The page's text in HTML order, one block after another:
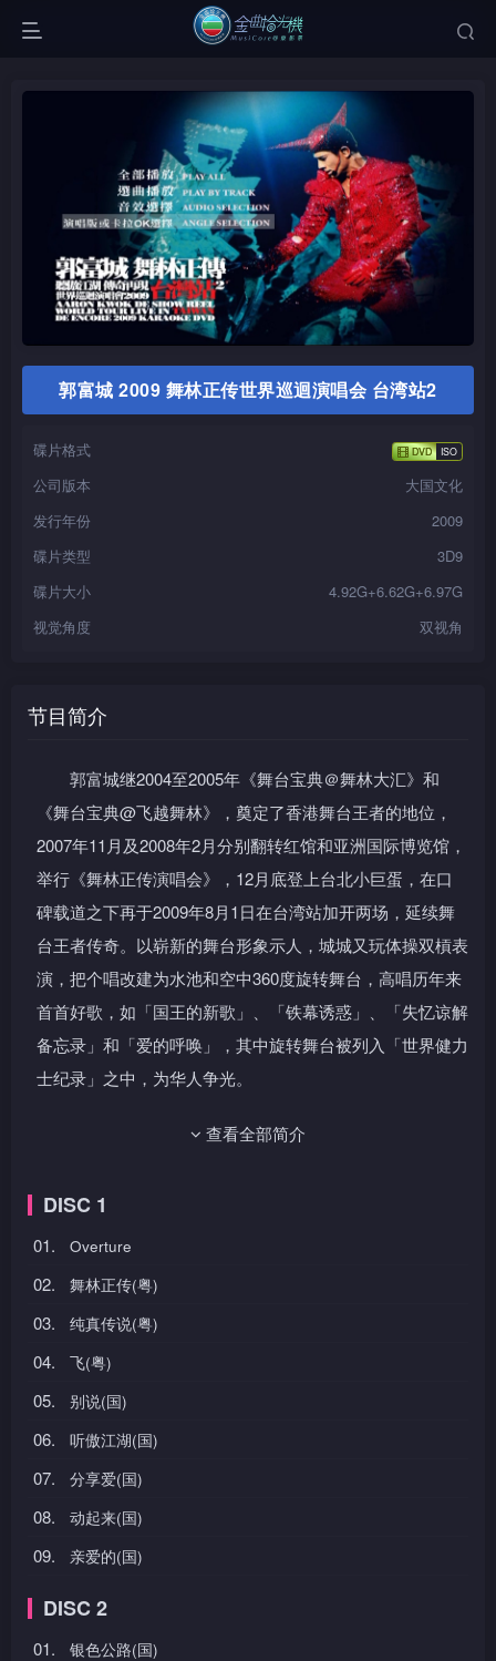
郭富城 2009 舞林正传世界巡迴演唱会 台湾站2
碟片格式
公司版本
大国文化
发行年份
2009
碟片类型
3D9
碟片大小
4.92G+6.62G+6.97G
视觉角度
双视角
节目简介
郭富城继2004至2005年《舞台宝典＠舞林大汇》和
《舞台宝典@飞越舞林》，奠定了香港舞台王者的地位，
2007年11月及2008年2月分别翻转红馆和亚洲国际博览馆，
举行《舞林正传演唱会》，12月底登上台北小巨蛋，在口
碑载道之下再于2009年8月1日在台湾站加开两场，延续舞
台王者传奇。以崭新的舞台形象示人，城城又玩体操双槓表
演，把个唱改建为水池和空中360度旋转舞台，高唱历年来
首首好歌，如「国王的新歌」、「铁幕诱惑」、「失忆谅解
备忘录」和「爱的呼唤」，其中旋转舞台被列入「世界健力
士纪录」之中，为华人争光。
城城特别找张叔平构思红色钻石新战衣，甫出场即演绎
琴自弹自唱「三岔口」、「对你爱不完」和「狂野之城」三
这些精彩现场片段全收录在《舞林正传演唱会》2009
和「风云义」粤、国语版本。
查看全部简介
DISC 1
01. Overture
02. 舞林正传(粤)
03. 纯真传说(粤)
04. 飞(粤)
05. 别说(国)
06. 听傲江湖(国)
07. 分享爱(国)
08. 动起来(国)
09. 亲爱的(国)
DISC 2
01. 银色公路(国)